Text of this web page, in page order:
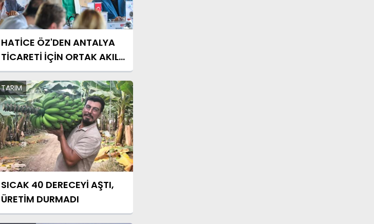
HATİCE ÖZ'DEN ANTALYA
TİCARETİ İÇİN ORTAK AKIL
MESAJI
TARIM
SICAK 40 DERECEYİ AŞTI,
ÜRETİM DURMADI